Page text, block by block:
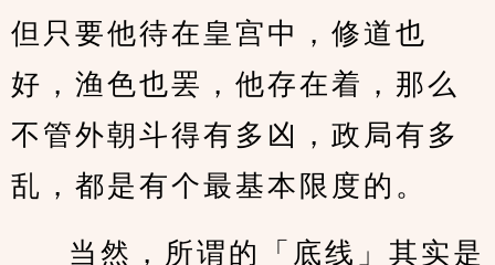
但只要他待在皇宫中，修道也
好，渔色也罢，他存在着，那么
不管外朝斗得有多凶，政局有多
乱，都是有个最基本限度的。
当然，所谓的「底线」其实是